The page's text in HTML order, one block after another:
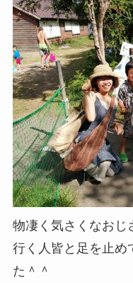
物凄く気さくなおじ
行く人皆と足を止め
た＾＾